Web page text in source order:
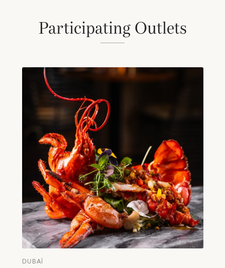
Participating Outlets
DUBAÏ